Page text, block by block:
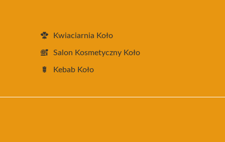
Kwiaciarnia Koło
Salon Kosmetyczny Koło
Kebab Koło